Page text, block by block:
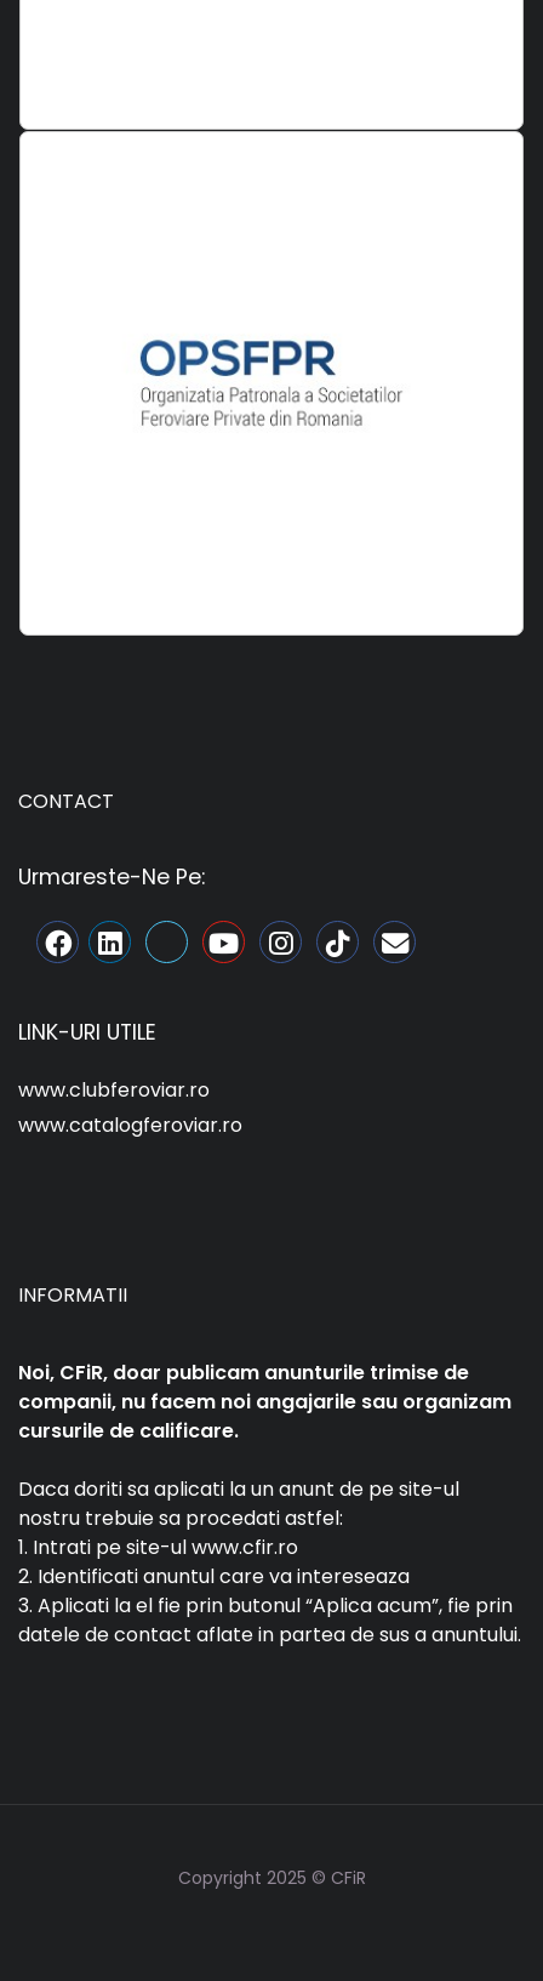
CONTACT
Urmareste-Ne Pe:
LINK-URI UTILE
www.clubferoviar.ro
www.catalogferoviar.ro
INFORMATII
Noi, CFiR, doar publicam anunturile trimise de
companii, nu facem noi angajarile sau organizam
cursurile de calificare.
Daca doriti sa aplicati la un anunt de pe site-ul
nostru trebuie sa procedati astfel:
1. Intrati pe site-ul www.cfir.ro
2. Identificati anuntul care va intereseaza
3. Aplicati la el fie prin butonul “Aplica acum”, fie prin
datele de contact aflate in partea de sus a anuntului.
Copyright 2025 © CFiR